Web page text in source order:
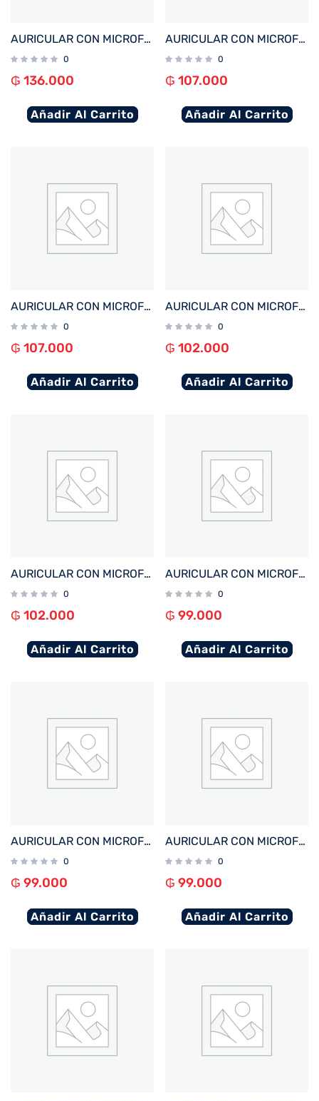
AURICULAR CON MICROFONO FTX E56L-GY BT/MIC/ANC/TOUCH/IPX6 GRIS C/PANT LED
0
₲ 136.000
Añadir Al Carrito
AURICULAR CON MICROFONO FTX E60-WH BT/MIC/TOUCH/IPX4 BLANCO
0
₲ 107.000
Añadir Al Carrito
AURICULAR CON MICROFONO FTX E60-BK BT/MIC/TOUCH/IPX4 NEGRO
0
₲ 107.000
Añadir Al Carrito
AURICULAR CON MICROFONO FTX E95-BG BT/MIC/TOUCH/IPX6 BEIGE
0
₲ 102.000
Añadir Al Carrito
AURICULAR CON MICROFONO FTX E95-BK BT/MIC/TOUCH/IPX6 NEGRO
0
₲ 102.000
Añadir Al Carrito
AURICULAR CON MICROFONO FTX E80-BL BT/MIC/ENC/TOUCH/IPX6 AZUL
0
₲ 99.000
Añadir Al Carrito
AURICULAR CON MICROFONO FTX E80-WH BT/MIC/ENC/TOUCH/IPX6 BLANCO
0
₲ 99.000
Añadir Al Carrito
AURICULAR CON MICROFONO FTX E80-BK BT/MIC/ENC/TOUCH/IPX6 NEGRO
0
₲ 99.000
Añadir Al Carrito